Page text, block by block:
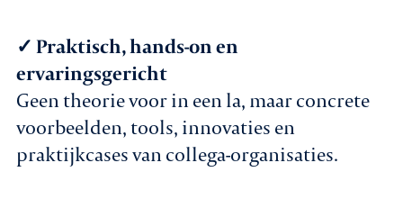
✓ Praktisch, hands-on en
ervaringsgericht
Geen theorie voor in een la, maar concrete
voorbeelden, tools, innovaties en
praktijkcases van collega-organisaties.